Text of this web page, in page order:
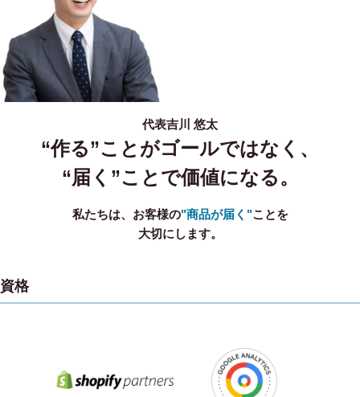
代表吉川 悠太
“作る”ことがゴールではなく、
“届く”ことで価値になる。
私たちは、お客様の"商品が届く"ことを
大切にします。
資格